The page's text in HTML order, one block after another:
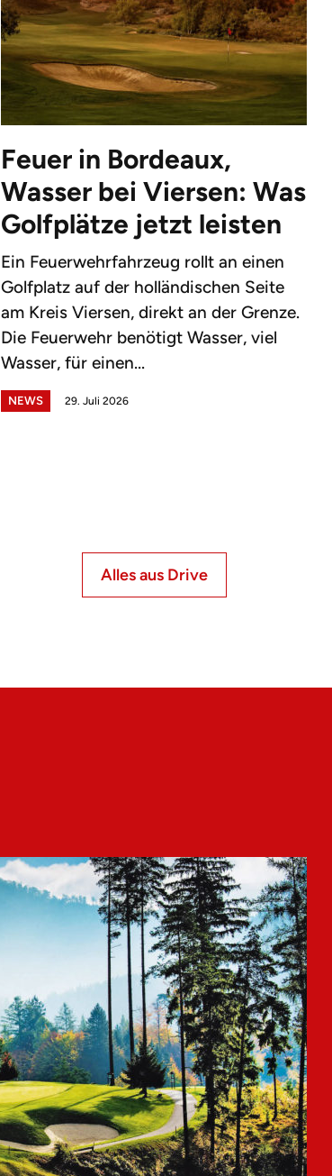
Feuer in Bordeaux,
Wasser bei Viersen: Was
Golfplätze jetzt leisten
Ein Feuerwehrfahrzeug rollt an einen
Golfplatz auf der holländischen Seite
am Kreis Viersen, direkt an der Grenze.
Die Feuerwehr benötigt Wasser, viel
Wasser, für einen...
NEWS 29. Juli 2026
Alles aus Drive